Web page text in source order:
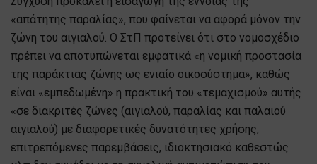
«απάτητης παραλίας», που φαίνεται να αφορά μόνον την
ζώνη του αιγιαλού. Ο ΣτΠ προτείνει ότι στο νομοσχέδιο
πρέπει να αποτυπώνεται εμφατικά «η νομική προστασία
της παράκτιας ζώνης ως ενιαίο οικοσύστημα», καθώς
είναι «εμπεδωμένη» η πρακτική του «τεμαχισμού» αυτής
«σε διακριτές ζώνες (αιγιαλού, παραλίας και παλαιού
αιγιαλού) με διαφορετικές δυνατότητες χρήσης,
επιτρεπόμενες παρεμβάσεις, ιδιοκτησιακό καθεστώς